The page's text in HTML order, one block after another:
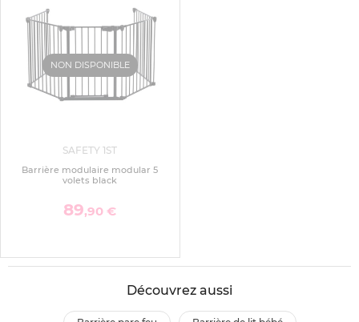
NON DISPONIBLE
SAFETY 1ST
Barrière modulaire modular 5
volets black
89,90 €
Découvrez aussi